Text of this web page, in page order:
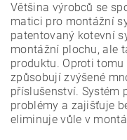
Většina výrobců se
matici pro montážní
patentovaný kotevní
montážní plochu, ale
produktu. Oproti
způsobují zvýšené
příslušenství. Systém
problémy a zajišťuje
eliminuje vůle v